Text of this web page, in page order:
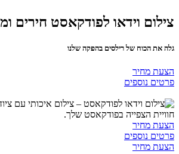
צילום וידאו לפודקאסט חירים
גלה את הכוח של רילסים בהפקה שלנו
הצעת מחיר
פרטים נוספים
הצעת מחיר
פרטים נוספים
הצעת מחיר